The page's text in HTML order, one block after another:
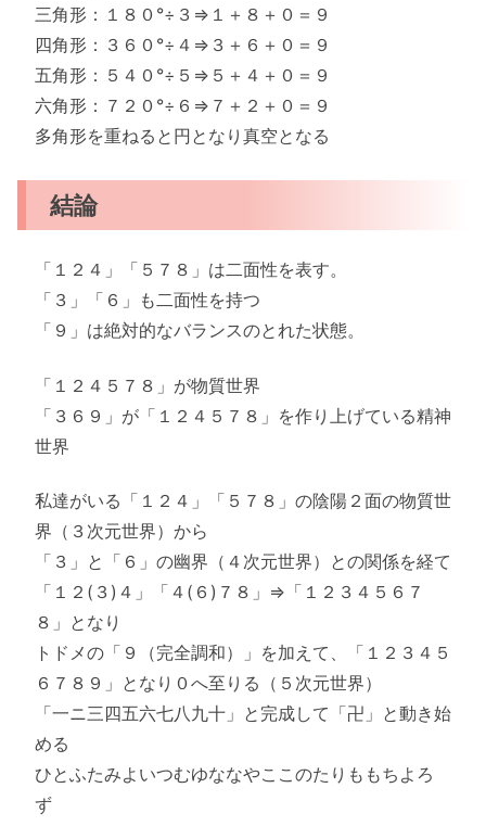
三角形：１８０°÷３⇒１＋８＋０＝９
四角形：３６０°÷４⇒３＋６＋０＝９
五角形：５４０°÷５⇒５＋４＋０＝９
六角形：７２０°÷６⇒７＋２＋０＝９
多角形を重ねると円となり真空となる
結論
「１２４」「５７８」は二面性を表す。
「３」「６」も二面性を持つ
「９」は絶対的なバランスのとれた状態。
「１２４５７８」が物質世界
「３６９」が「１２４５７８」を作り上げている精神
世界
私達がいる「１２４」「５７８」の陰陽２面の物質世
界（３次元世界）から
「３」と「６」の幽界（４次元世界）との関係を経て
「１２(３)４」「４(６)７８」⇒「１２３４５６７
８」となり
トドメの「９（完全調和）」を加えて、「１２３４５
６７８９」となり０へ至りる（５次元世界）
「一ニ三四五六七八九十」と完成して「卍」と動き始
める
ひとふたみよいつむゆななやここのたりももちよろ
ず